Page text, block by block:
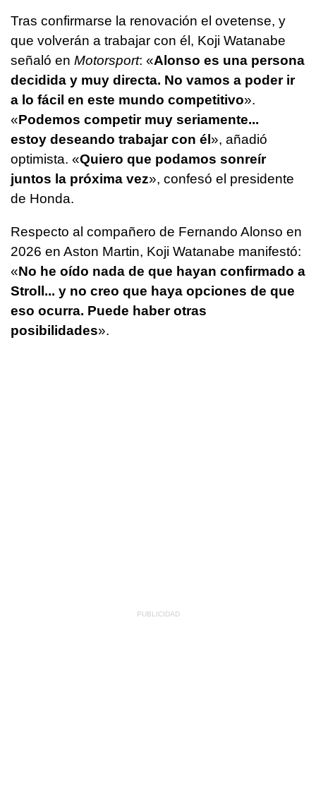
Tras confirmarse la renovación el ovetense, y
que volverán a trabajar con él, Koji Watanabe
señaló en Motorsport: «Alonso es una persona
decidida y muy directa. No vamos a poder ir
a lo fácil en este mundo competitivo».
«Podemos competir muy seriamente...
estoy deseando trabajar con él », añadió
optimista. «Quiero que podamos sonreír
juntos la próxima vez», confesó el presidente
de Honda.
Respecto al compañero de Fernando Alonso en
2026 en Aston Martin, Koji Watanabe manifestó:
«No he oído nada de que hayan confirmado a
Stroll... y no creo que haya opciones de que
eso ocurra. Puede haber otras
posibilidades».